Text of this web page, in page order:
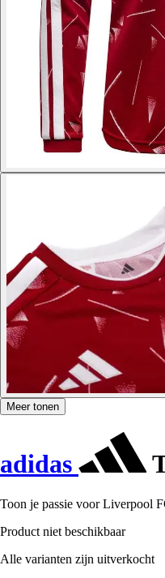
Meer tonen
adidas
Toon je passie voor Liverpool
Product niet beschikbaar
Alle varianten zijn uitverkocht